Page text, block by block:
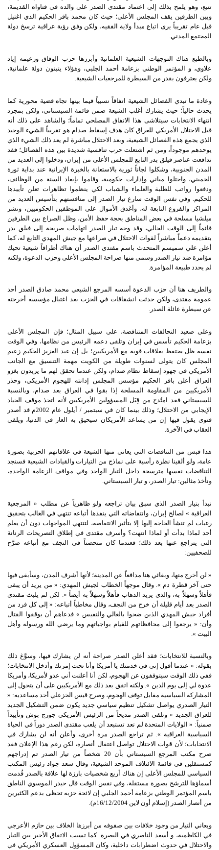
تتبع، وهو يلمح بذلك إلى اعتماد مقتدى الصدر على والده في فتاواه القديمة،
وبين الطرفين يقف المجلس الأعلى؛ حيث كان محمد باقر الحكيم الذي اغتيل
قبل عام تقريباً يرى اتباع مبدأ ولاية الفقيه، ولكن وفق رؤية عراقية ترسخ دولة
المجتمع المدني.
وبالطبع هناك التوجهات الشيعية العلمانية وأبرزها حزب الوفاق وزعيمه إياد
علاوي، و المؤتمر الوطني بزعامة أحمد الجلبي، وهؤلاء يتبنون دولة علمانية،
ولكن يعترفون بقدر من السيطرة للمرجعيات الشيعية.
وعادة ما تبدي الفصائل الشيعية اتفاقاً نسبياً فيما بينها تجاه قضية محورية كما
يحدث حالياً؛ حيث يشارك أغلب الشيعة ضمن قائمة السيستاني، ولكن بمجرد
انتهاء الانتخابات سيتلاشى هذا الاتفاق المصلحي تماماً؛ والشاهد على ذلك أنه
قبل الاحتلال الأمريكي للعراق كان هدف إسقاط صدام هو تقريباً الشيء الوحيد
الذي يجمع هذه الفصائل الشيعية، وبعد الاحتلال مباشرة لم يعد ذلك الشيء الذي
يوحدهم موجوداً، ومن ثم اشتعلت حرب تنافسية شديدة بين هذه الفصائل؛ فقد
تدافعت عناصر فيلق بدر التابع للمجلس الأعلى من إيران، ودخلوا إلى العديد من
المدن الجنوبية، وشكلوا لجاناً ثورية بالاستعانة بالخبرة الإيرانية عند بداية ثورة
الخميني، واحتلوا مباني وإدارات حكومية، وقاموا بإبعاد السنة من الوظائف،
ودفعوا رواتب للطلبة والعلماء والشباب لكي ينظموا تظاهرات تعلن تأييدها
للحكيم. وفي نفس الوقت سارع تيار الصدر إلى منافستهم بتأسيس العديد من
المراكز والفروع التابعة له، وأغدق الأموال على الموظفين الحكوميين، ونشر
ميلشيا مسلحة في بعض المناطق بحجة حفظ الأمن، وظل الصراع بين الطرفين
قائماً إلى الوقت الحالي، وقد وجه تيار الصدر اتهامات صريحة إلى فيلق بدر
بتقديمه دعماً مباشراً لقوات الاحتلال في صراعها مع جيش المهدي التابع له، كما
أعلن علي سميسم المتحدث باسم مقتدى الصدر أن هناك أطرافاً شيعية تحيك
مؤامرة ضد تيار الصدر وسمى منها صراحة المجلس الأعلى وحزب الدعوة، ولكنه
لم يحدد طبيعة المؤامرة.
والطريف هنا أن حزب الدعوة أسسه المرجع الشيعي محمد صادق الصدر أحد
عمومة مقتدى، ولكن حدثت انشقاقات في الحزب بعد اغتيال مؤسسه أخرجته
عن سيطرة عائلة الصدر.
وعلى صعيد التحالفات المتناقضة، على سبيل المثال؛ فإن المجلس الأعلى
بزعامة الحكيم تأسس في إيران وتلقى دعمه الرئيس من نظامها، وفي الوقت
نفسه ظل يحتفظ بعلاقات قوية مع الأمريكيين؛ بل إن عبد العزيز الحكيم زعيم
المجلس كان يتولى لسنوات طويلة من الكويت مهمة التنسيق مع الجانب
الأمريكي في جهود إسقاط نظام صدام، ولكن عندما تحقق لهم ما يريدون بغزو
العراق أعلن باقر الحكيم مؤسس المجلس إدانته للهجوم الأمريكي، وحذر
الأمريكيين من المقاومة المسلحة إذا بقوا في العراق بعد صدام، وبالنسبة
للسيستاني فقد امتُدح من قِبَل المسؤولين الأمريكيين لأنه اتخذ موقف الحياد
الإيجابي من الاحتلال؛ وذلك بينما كان في سبتمبر / أيلول عام 2002م قد أصدر
فتوى يقول فيها إن من يساعد الأمريكان سيحيق به العار في الدنيا، ويلقى
العقاب في الآخرة.
هذا قبس من التناقضات التي يعاني منها الشيعة في علاقاتهم الحزبية بصورة
عامة، ولو ألقينا نظرة رأسية على نماذج من التيارات والقيادات الشيعية فسنجد
التناقضات نفسها مترسخة داخل التيار الواحد وفي مواقف الزعامة الواحدة،
ونأخذ مثالين: تيار الصدر، و تيار السيستاني.
نبدأ بتيار الصدر الذي سبق بيان تراجعه ولو ظاهرياً عن مطلب « المرجعية
العراقية » لصالح إيران، وانتفاضاته التي ينفذها أتباعه تنتهي في الغالب بتحقيق
رغبات لم تنشأ الحاجة إليها إلا بتأثير الانتفاضة، لتنتهي المواجهات دون أن يعلم
أحد لماذا بدأت أو لماذا انتهت؟ وأسرف مقتدى في إطلاق التصريحات الرنانة
التي يتراجع عنها بعد ذلك؛ فعندما كان متحصناً في النجف مع أتباعه صرَّح
للصحفيين:
« لن أخرج منها، وبقائي هنا مدافعاً عن المدينة؛ لأنها أشرف المدن، وسأبقى فيها
حتى آخر قطرة دم ». وقال موجهاً الخطاب لجيش المهدي: « من يريد أن يبقى
فأهلاً وسهلاً به، والذي يريد الذهاب فأهلاً وسهلاً به أيضاً ». لكن لم يلبث مقتدى
الصدر بعد أيام قليلة أن خرج من النجف، وقال مخاطباً أتباعه: « إلى كل فرد من
أفراد جيش المهدي الذين ضحوا بالغالي والنفيس » فدعاهم أن يوقفوا القتال
وأن: « يرجعوا إلى محافظاتهم للقيام بواجباتهم وما يرضي الله ورسوله وأهل
البيت ».
وبالنسبة للانتخابات؛ فقد أعلن الصدر صراحة أنه لن يشارك فيها، وسوَّغ ذلك
بقوله: « عندما أقول إني في خدمتك يا أمريكا وأنا تحت إمرتك وأدخل الانتخابات؛
ففي ذلك الوقت سيتوقفون عن الهجوم، لكن أنا أعلنت أني عدو لأمريكا، وأمريكا
عدوة لي إلى يوم الدين ». ولكنه اتفق بعد ذلك مع الأمريكيين على أن يتحول إلى
المشاركة السياسية مقابل توقف الهجوم، وصرح قيس الخزعلي أحد مساعديه: «
التيار الصدري يواصل تشكيل تنظيم سياسي جديد يكون ضمن التشكيل الجديد
للعراق الجديد » وتلقى الصدر مديحاً من الرئيس الأمريكي جورج بوش وتأييداً
ضمنياً: « الولايات المتحدة لم تعد تستبعد أن يلعب مقتدى الصدر دوراً في الحياة
السياسية العراقية ». ثم تراجع الصدر مرة أخرى، وأعلن أنه لن يشارك في
الانتخابات؛ لأن قوات الاحتلال تواصل اعتقال أنصاره، لكن رغم هذا الإعلان فقد
صرح مكتب المرجع السيستاني بأن 20 شخصاً من تيار الصدر تم إدراجهم
كمستقلين في قائمة الائتلاف الموحد الشيعية، وقال سعد جواد رئيس المكتب
السياسي للمجلس الأعلى إن هناك أربع شخصيات بارزة لها علاقة بالصدر قُدمت
أسماؤها للترشح بصورة مستقلة، وفي نفس الوقت قال حيدر الموسوي الناطق
باسم المؤتمر الوطني بزعامة أحمد الجلبي إن لائحة حزبه تحظى بدعم الكثيرين
من أنصار الصدر (إسلام أون لاين 16/12/2004م).
ويعاني التيار من وجود خلافات بين صفوفه من أبرزها الخلاف بين حازم الأعرجي
في الكاظمية، و أسعد الناصري في البصرة. كما تسبب الاتفاق الأخير بين التيار
والاحتلال في حدوث اضطرابات داخلية، وكان المسؤول العسكري الأمريكي في